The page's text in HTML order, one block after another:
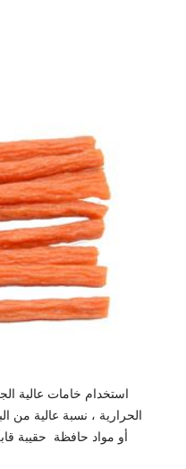
استخدام خامات عالية
الحرارية ، نسبة عالية من
أو مواد حافظة حقيبة